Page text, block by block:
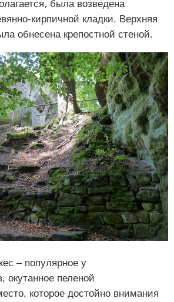
была возведена
кирпичной кладки. Верхняя
обнесена крепостной стеной.
– популярное у
окутанное пеленой
которое достойно внимания